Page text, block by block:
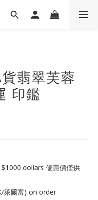
翡翠芙蓉
印鑑
dollars 優惠價僅供
萊爾富) on order